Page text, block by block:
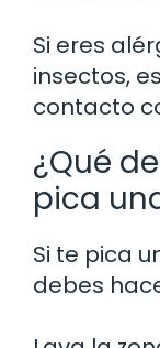
Si eres
insectos,
contacto
¿Qué
pica
Si te pica
debes